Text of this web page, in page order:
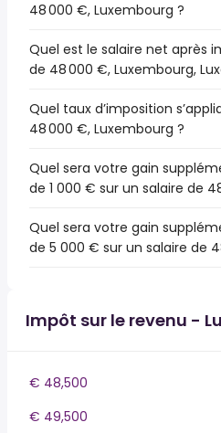
48 000 €, Luxembourg ?
Quel est le salaire net après
de 48 000 €, Luxembourg,
Quel taux d’imposition
48 000 €, Luxembourg ?
Quel sera votre gain
de 1 000 € sur un salaire de
Quel sera votre gain
de 5 000 € sur un salaire de
Impôt sur le revenu -
€ 48,500
€ 49,500